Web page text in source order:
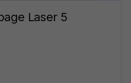
Laser 5